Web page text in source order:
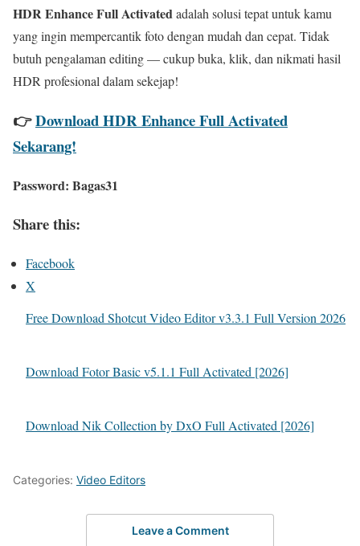
HDR Enhance Full Activatedadalah solusi tepat untuk kamu
yang ingin mempercantik foto dengan mudah dan cepat. Tidak
butuh pengalaman editing — cukup buka, klik, dan nikmati hasil
HDR profesional dalam sekejap!
👉Download HDR Enhance Full Activated
Sekarang!
Password: Bagas31
Share this:
Facebook
X
Free Download Shotcut Video Editor v3.3.1 Full Version 2026
Download Fotor Basic v5.1.1 Full Activated [2026]
Download Nik Collection by DxO Full Activated [2026]
Categories: Video Editors
Leave a Comment